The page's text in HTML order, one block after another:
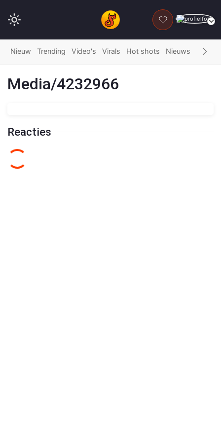
DONEER
Nieuw Trending Video's Virals Hot shots Nieuws Fails
Media/4232966
Reacties